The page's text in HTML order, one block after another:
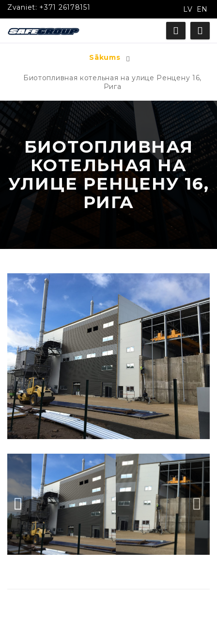
Zvaniet: +371 26178151 LV EN
Sākums
Биотопливная котельная на улице Ренцену 16,
Рига
БИОТОПЛИВНАЯ
КОТЕЛЬНАЯ НА
УЛИЦЕ РЕНЦЕНУ 16,
РИГА